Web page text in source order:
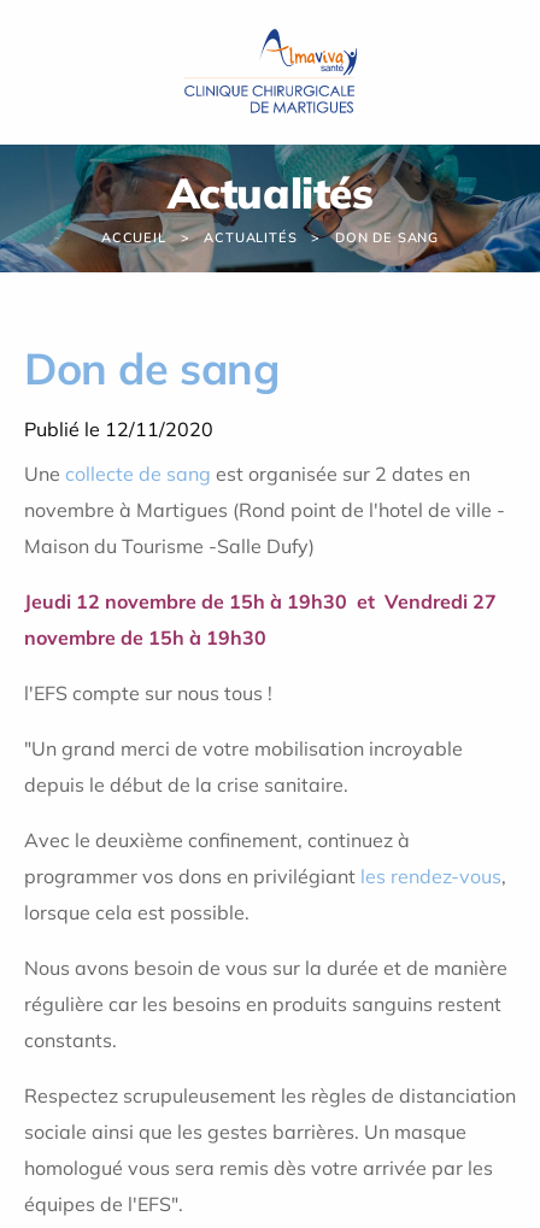
Actualités
ACCUEIL ACTUALITÉS DON DE SANG
Don de sang
Publié le 12/11/2020
Une collecte de sang est organisée sur 2 dates en
novembre à Martigues (Rond point de l'hotel de ville -
Maison du Tourisme -Salle Dufy)
Jeudi 12 novembre de 15h à 19h30 et Vendredi 27
novembre de 15h à 19h30
l'EFS compte sur nous tous !
"Un grand merci de votre mobilisation incroyable
depuis le début de la crise sanitaire.
Avec le deuxième confinement, continuez à
programmer vos dons en privilégiant les rendez-vous,
lorsque cela est possible.
Nous avons besoin de vous sur la durée et de manière
régulière car les besoins en produits sanguins restent
constants.
Respectez scrupuleusement les règles de distanciation
sociale ainsi que les gestes barrières. Un masque
homologué vous sera remis dès votre arrivée par les
équipes de l'EFS".